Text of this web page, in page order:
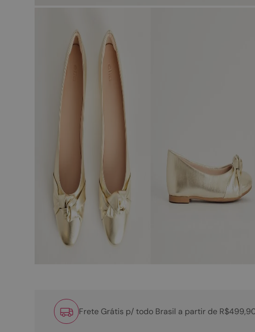
Frete Grátis p/ todo Brasil a partir de